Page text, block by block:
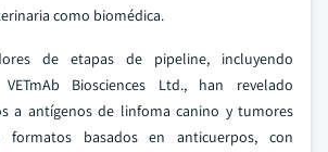
como biomédica.
de etapas de pipeline, incluyendo
Biosciences Ltd., han revelado
a antígenos de linfoma canino y tumores
formatos basados en anticuerpos, con